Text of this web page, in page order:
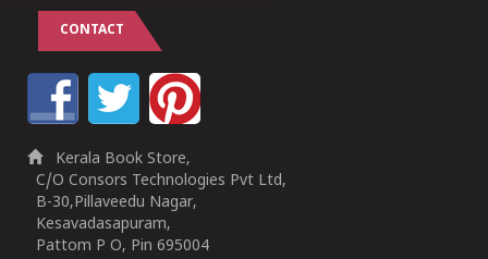
CONTACT
Kerala Book Store,
C/O Consors Technologies Pvt Ltd,
B-30,Pillaveedu Nagar,
Kesavadasapuram,
Pattom P O, Pin 695004